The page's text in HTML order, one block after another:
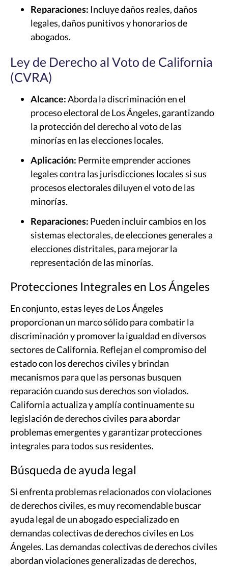
Reparaciones: Incluye daños reales, daños
legales, daños punitivos y honorarios de
abogados.
Ley de Derecho al Voto de California
(CVRA)
Alcance:Aborda la discriminación en el
proceso electoral de Los Ángeles, garantizando
la protección del derecho al voto de las
minorías en las elecciones locales.
Aplicación: Permite emprender acciones
legales contra las jurisdicciones locales si sus
procesos electorales diluyen el voto de las
minorías.
Reparaciones: Pueden incluir cambios en los
sistemas electorales, de elecciones generales a
elecciones distritales, para mejorar la
representación de las minorías.
Protecciones Integrales en Los Ángeles
En conjunto, estas leyes de Los Ángeles
proporcionan un marco sólido para combatir la
discriminación y promover la igualdad en diversos
sectores de California. Reflejan el compromiso del
estado con los derechos civiles y brindan
mecanismos para que las personas busquen
reparación cuando sus derechos son violados.
California actualiza y amplía continuamente su
legislación de derechos civiles para abordar
problemas emergentes y garantizar protecciones
integrales para todos sus residentes.
Búsqueda de ayuda legal
Si enfrenta problemas relacionados con violaciones
de derechos civiles, es muy recomendable buscar
ayuda legal de un abogado especializado en
demandas colectivas de derechos civiles en Los
Ángeles. Las demandas colectivas de derechos civiles
abordan violaciones generalizadas de derechos,